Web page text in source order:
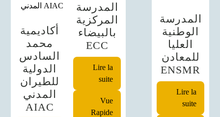
أكاديمية
محمد
السادس
الدولية
للطيران
المدني
AIAC
المدرسة
الوطنية
العليا
للمعادن
ENSMR
Lire la
suite
المدرسة
المركزية
بالبيضاء
ECC
Lire la
suite
Vue
Rapide